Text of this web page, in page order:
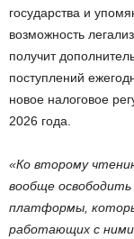
государства и
возможность
получит
поступлений
новое налоговое
2026 года.
«Ко второму
вообще
платформы,
работающих с ними